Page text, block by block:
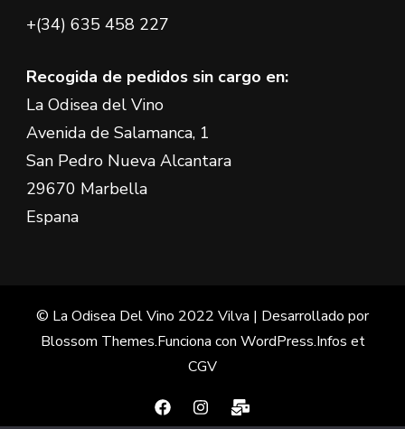
+(34) 635 458 227
Recogida de pedidos sin cargo en:
La Odisea del Vino
Avenida de Salamanca, 1
San Pedro Nueva Alcantara
29670 Marbella
Espana
© La Odisea Del Vino 2022 Vilva | Desarrollado por
Blossom Themes.Funciona con WordPress.Infos et
CGV